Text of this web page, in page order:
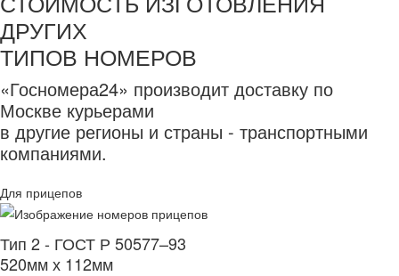
ДРУГИХ
ТИПОВ НОМЕРОВ
«Госномера24» производит доставку по
Москве курьерами
в другие регионы и страны - транспортными
компаниями.
Для прицепов
Тип 2 - ГОСТ Р 50577–93
520мм х 112мм